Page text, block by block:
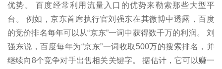
优势。 百度经常利用流量入口的优势来勒索那些大型平
台。 例如，京东首席执行官刘强东在其微博中透露，百度
的竞价排名每年可以从“京东”一词中获得数千万的利润。 刘
强东说，百度每年为“京东”一词收取500万的搜索排名，并
继续向8个竞争对手出售相关关键字。 据估计，它可以赚一